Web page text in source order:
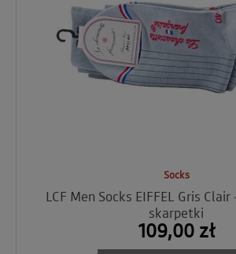
Socks
LCF Men Socks EIFFEL Gris
skarpetki
109,00 zł